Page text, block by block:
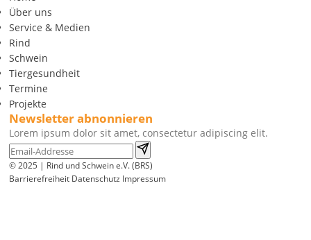
Über uns
Service & Medien
Rind
Schwein
Tiergesundheit
Termine
Projekte
Newsletter abnonnieren
Lorem ipsum dolor sit amet, consectetur adipiscing elit.
© 2025 | Rind und Schwein e.V. (BRS)
Barrierefreiheit Datenschutz Impressum